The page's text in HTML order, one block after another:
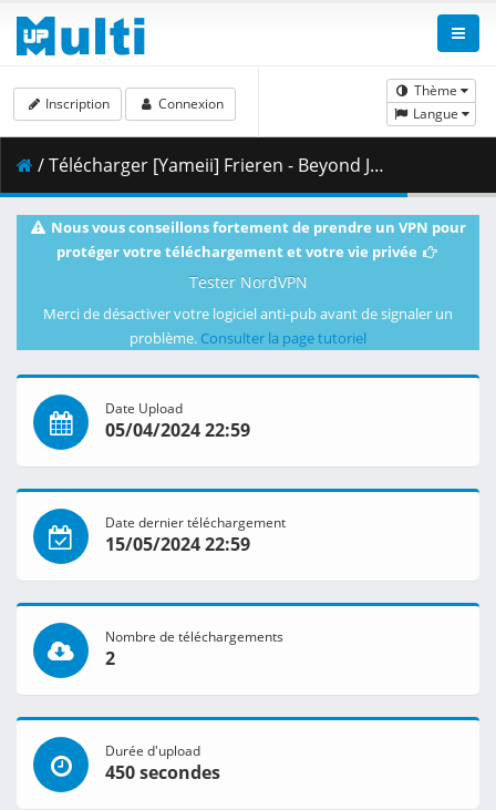
Thème
Langue
Inscription Connexion
/ Télécharger [Yameii] Frieren - Beyond Journey_s End - S01E28 [English Dub] [CR WEB-DL 1080p] [F364A03C].mkv.002 ( 472.08 MB )
Nous vous conseillons fortement de prendre un VPN pour
protéger votre téléchargement et votre vie privée
Tester NordVPN
Merci de désactiver votre logiciel anti-pub avant de signaler un
problème. Consulter la page tutoriel
Date Upload
05/04/2024 22:59
Date dernier téléchargement
15/05/2024 22:59
Nombre de téléchargements
2
Durée d'upload
450 secondes